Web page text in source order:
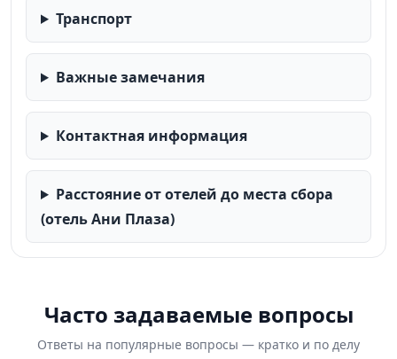
Транспорт
Важные замечания
Контактная информация
Расстояние от отелей до места сбора
(отель Ани Плаза)
Часто задаваемые вопросы
Ответы на популярные вопросы — кратко и по делу